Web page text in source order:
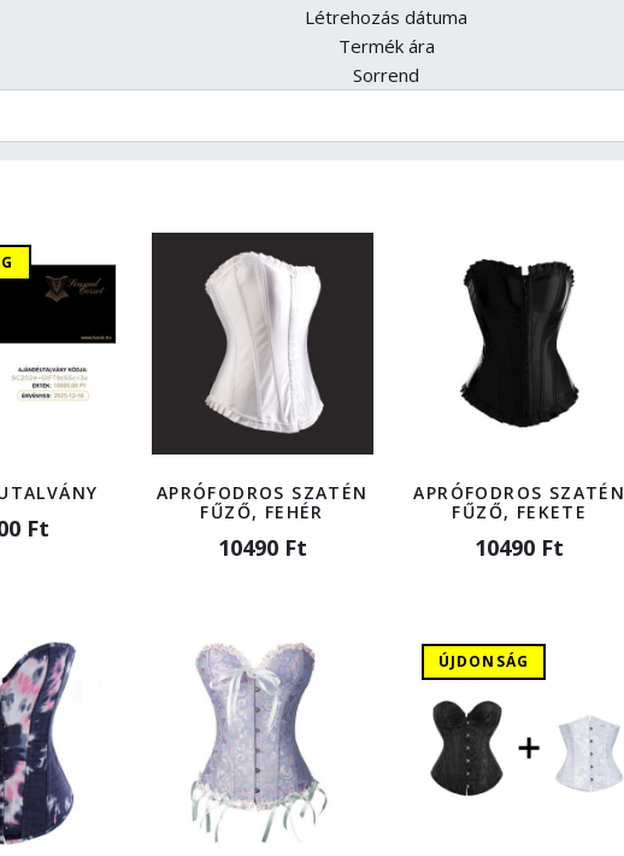
Létrehozás dátuma
Termék ára
Sorrend
Ft
APRÓFODROS SZATÉN
FŰZŐ, FEHÉR
10490 Ft
APRÓFODROS SZATÉN
FŰZŐ, FEKETE
10490 Ft
ÚJDONSÁG